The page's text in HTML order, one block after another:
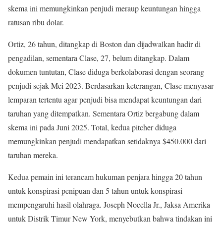
skema ini memungkinkan penjudi meraup keuntungan hingga
ratusan ribu dolar.
Ortiz, 26 tahun, ditangkap di Boston dan dijadwalkan hadir di
pengadilan, sementara Clase, 27, belum ditangkap. Dalam
dokumen tuntutan, Clase diduga berkolaborasi dengan seorang
penjudi sejak Mei 2023. Berdasarkan keterangan, Clase menyasar
lemparan tertentu agar penjudi bisa mendapat keuntungan dari
taruhan yang ditempatkan. Sementara Ortiz bergabung dalam
skema ini pada Juni 2025. Total, kedua pitcher diduga
memungkinkan penjudi mendapatkan setidaknya $450.000 dari
taruhan mereka.
Kedua pemain ini terancam hukuman penjara hingga 20 tahun
untuk konspirasi penipuan dan 5 tahun untuk konspirasi
mempengaruhi hasil olahraga. Joseph Nocella Jr., Jaksa Amerika
untuk Distrik Timur New York, menyebutkan bahwa tindakan ini